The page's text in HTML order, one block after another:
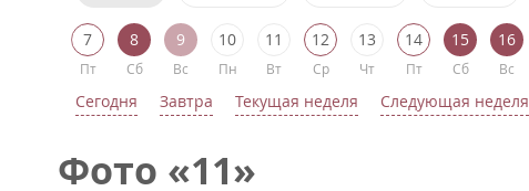
7
Пт
8
Сб
9
Вс
10
Пн
11
Вт
12
Ср
13
Чт
14
Пт
15
Сб
16
Вс
Сегодня Завтра Текущая неделя Следующая неделя
Фото «11»